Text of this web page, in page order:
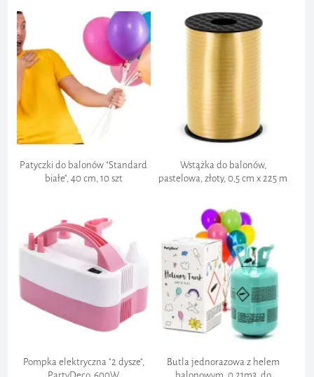
12,99 zł
200 zł
Bezpośrednia płatność:
Całe zamówienie:
Częściowe zamówienie:
Patyczki do balonów "Standard
białe", 40 cm, 10 szt
Wstążka do balonów,
pastelowa, złoty, 0,5 cm x 225 m
Pompka elektryczna "2 dysze",
Butla jednorazowa z helem